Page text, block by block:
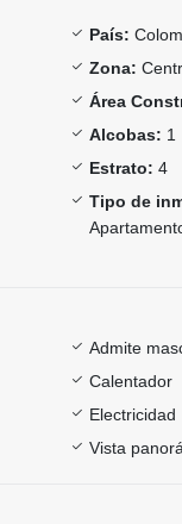
País:
Zona:
Área
Alcobas: 1
Estrato: 4
Tipo de
Admite
Calentador
Electricidad
Vista